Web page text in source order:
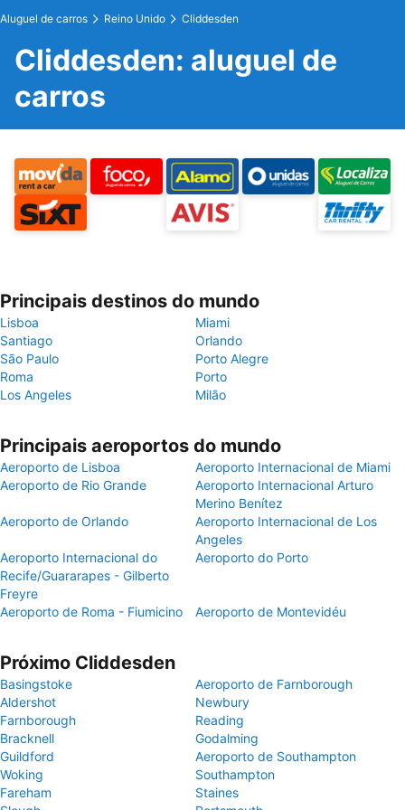
Aluguel de carros Reino Unido Cliddesden
Cliddesden: aluguel de
carros
Principais destinos do mundo
Lisboa
Miami
Santiago
Orlando
São Paulo
Porto Alegre
Roma
Porto
Los Angeles
Milão
Principais aeroportos do mundo
Aeroporto de Lisboa
Aeroporto Internacional de Miami
Aeroporto de Rio Grande
Aeroporto Internacional Arturo
Merino Benítez
Aeroporto de Orlando
Aeroporto Internacional de Los
Angeles
Aeroporto Internacional do
Recife/Guararapes - Gilberto
Freyre
Aeroporto do Porto
Aeroporto de Roma - Fiumicino Aeroporto de Montevidéu
Próximo Cliddesden
Basingstoke
Aeroporto de Farnborough
Aldershot
Newbury
Farnborough
Reading
Bracknell
Godalming
Guildford
Aeroporto de Southampton
Woking
Southampton
Fareham
Staines